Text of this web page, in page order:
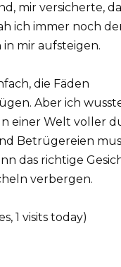
mir versicherte,
ich immer noch
in mir aufsteigen.
die Fäden
Aber ich
einer Welt voller
Betrügereien
das richtige
verbergen.
1 visits today)